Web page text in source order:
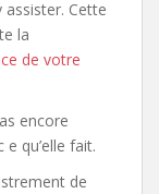
Cette
la
de votre
encore
qu’elle fait.
de